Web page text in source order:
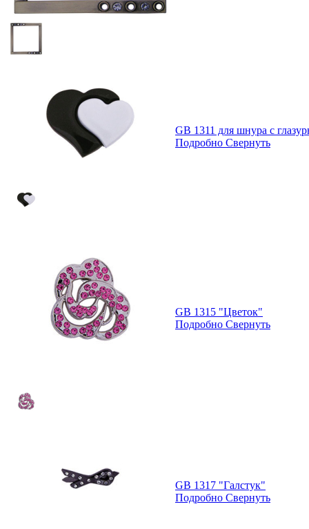
GB 1311 для шнура с
Подробно Свернуть
GB 1315 "Цветок"
Подробно Свернуть
GB 1317 "Галстук"
Подробно Свернуть